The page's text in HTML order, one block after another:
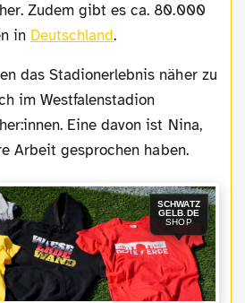
Zudem gibt es ca. 80.000
in Deutschland.
im Westfalenstadion
Eine davon ist Nina,
Arbeit gesprochen haben.
SCHWATZ
GELB.DE
SHOP